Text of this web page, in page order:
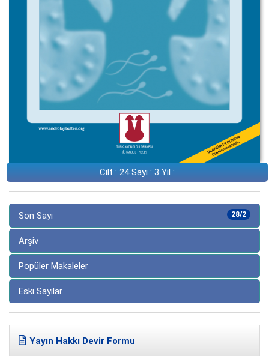
Cilt : 24 Sayı : 3 Yıl :
28/2
Son Sayı
Arşiv
Popüler Makaleler
Eski Sayılar
Yayın Hakkı Devir Formu